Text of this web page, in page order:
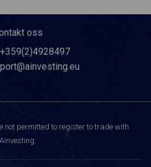
oss
+359(2)4928497
not permitted to register to trade with
Ainvesting.